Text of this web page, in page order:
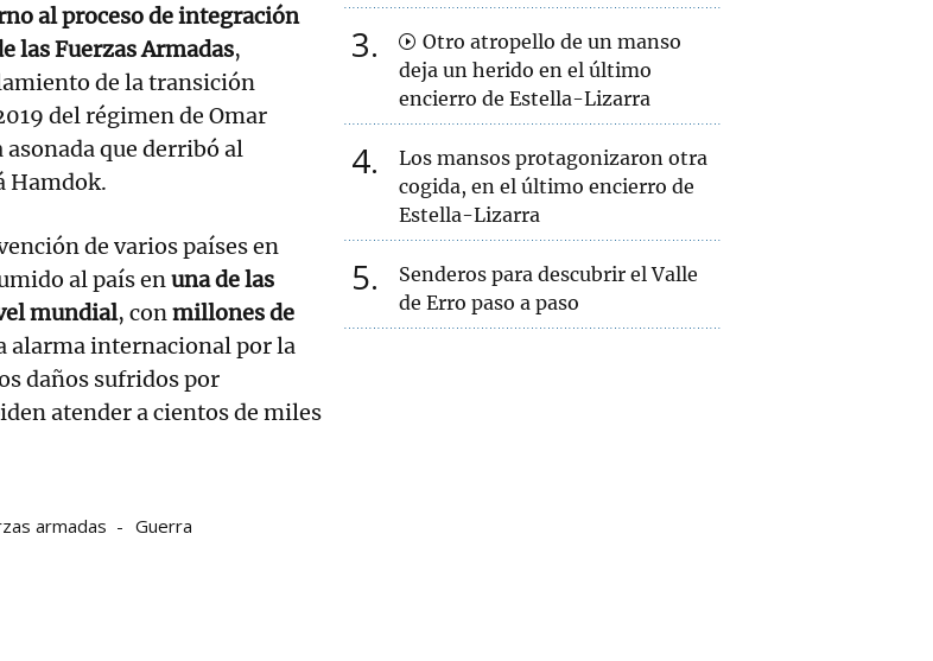
al proceso de integración
las Fuerzas Armadas,
de la transición
del régimen de Omar
asonada que derribó al
Hamdok.
de varios países en
al país enuna de las
mundial, conmillones de
alarma internacional por la
daños sufridos por
atender a cientos de miles
armadas Guerra
3
Otro atropello de un manso
deja un herido en el último
encierro de Estella-Lizarra
4
Los mansos protagonizaron otra
cogida, en el último encierro de
Estella-Lizarra
5
Senderos para descubrir el Valle
de Erro paso a paso